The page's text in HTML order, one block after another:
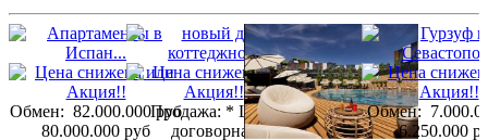
Обмен: 82.000.000 руб
80.000.000 руб
Продажа: * Цена
договорная
Обмен:
6.250.000